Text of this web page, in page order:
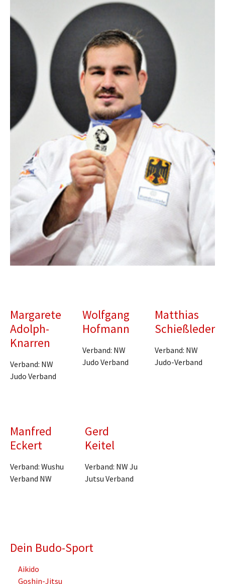
Margarete
Adolph-
Knarren
Verband: NW
Judo Verband
Wolfgang
Hofmann
Verband: NW
Judo Verband
Matthias
Schießleder
Verband: NW
Judo-Verband
Manfred
Eckert
Verband: Wushu
Verband NW
Gerd
Keitel
Verband: NW Ju
Jutsu Verband
Dein Budo-Sport
Aikido
Goshin-Jitsu